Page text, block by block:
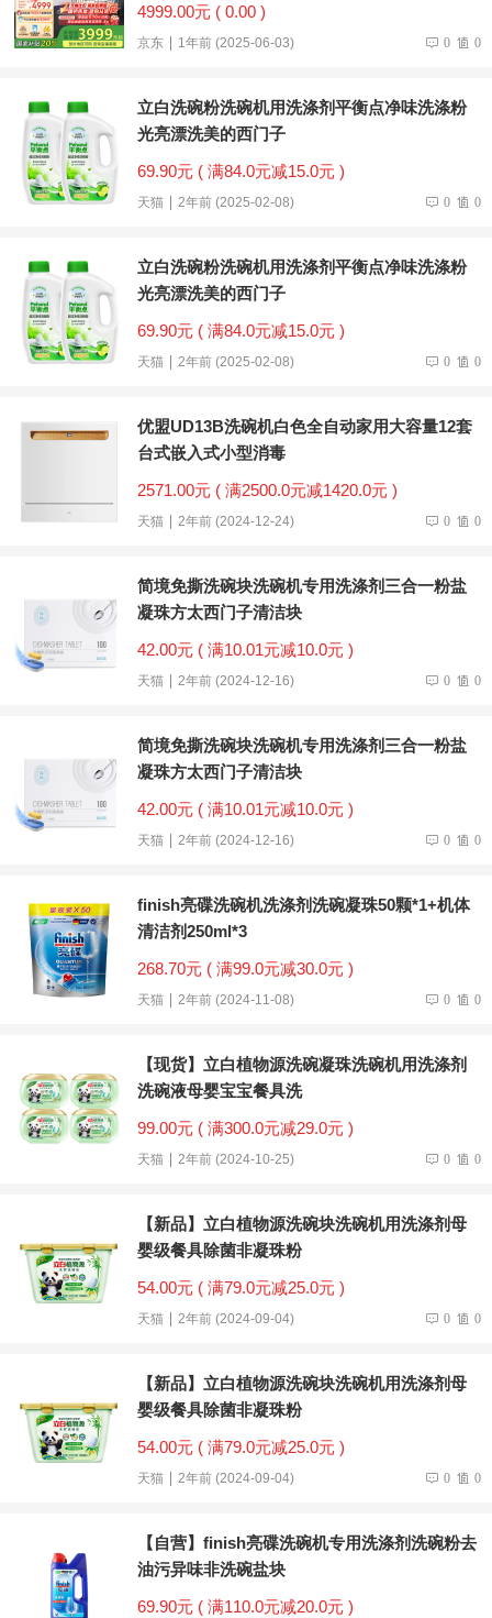
4999.00元 ( 0.00 )
京东 1年前 (2025-06-03) 0 0
立白洗碗粉洗碗机用洗涤剂平衡点净味洗涤粉
光亮漂洗美的西门子
69.90元 ( 满84.0元减15.0元 )
天猫 2年前 (2025-02-08) 0 0
立白洗碗粉洗碗机用洗涤剂平衡点净味洗涤粉
光亮漂洗美的西门子
69.90元 ( 满84.0元减15.0元 )
天猫 2年前 (2025-02-08) 0 0
优盟UD13B洗碗机白色全自动家用大容量12套
台式嵌入式小型消毒
2571.00元 ( 满2500.0元减1420.0元 )
天猫 2年前 (2024-12-24) 0 0
简境免撕洗碗块洗碗机专用洗涤剂三合一粉盐
凝珠方太西门子清洁块
42.00元 ( 满10.01元减10.0元 )
天猫 2年前 (2024-12-16) 0 0
简境免撕洗碗块洗碗机专用洗涤剂三合一粉盐
凝珠方太西门子清洁块
42.00元 ( 满10.01元减10.0元 )
天猫 2年前 (2024-12-16) 0 0
finish亮碟洗碗机洗涤剂洗碗凝珠50颗*1+机体
清洁剂250ml*3
268.70元 ( 满99.0元减30.0元 )
天猫 2年前 (2024-11-08) 0 0
【现货】立白植物源洗碗凝珠洗碗机用洗涤剂
洗碗液母婴宝宝餐具洗
99.00元 ( 满300.0元减29.0元 )
天猫 2年前 (2024-10-25) 0 0
【新品】立白植物源洗碗块洗碗机用洗涤剂母
婴级餐具除菌非凝珠粉
54.00元 ( 满79.0元减25.0元 )
天猫 2年前 (2024-09-04) 0 0
【新品】立白植物源洗碗块洗碗机用洗涤剂母
婴级餐具除菌非凝珠粉
54.00元 ( 满79.0元减25.0元 )
天猫 2年前 (2024-09-04) 0 0
【自营】finish亮碟洗碗机专用洗涤剂洗碗粉去
油污异味非洗碗盐块
69.90元 ( 满110.0元减20.0元 )